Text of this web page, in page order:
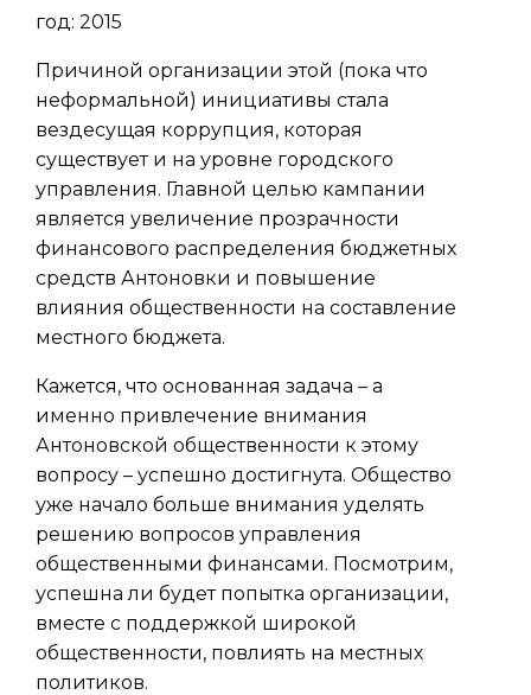
год: 2015
Причиной организации этой (пока что
неформальной) инициативы стала
вездесущая коррупция, которая
существует и на уровне городского
управления. Главной целью кампании
является увеличение прозрачности
финансового распределения бюджетных
средств Антоновки и повышение
влияния общественности на составление
местного бюджета.
Кажется, что основанная задача – а
именно привлечение внимания
Антоновской общественности к этому
вопросу – успешно достигнута. Общество
уже начало больше внимания уделять
решению вопросов управления
общественными финансами. Посмотрим,
успешна ли будет попытка организации,
вместе с поддержкой широкой
общественности, повлиять на местных
политиков.